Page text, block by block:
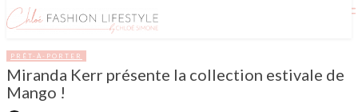
PRÊT-À-PORTER
Miranda Kerr présente la collection estivale de
Mango !